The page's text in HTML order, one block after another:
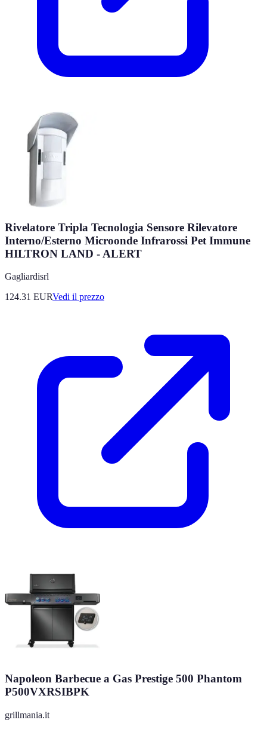
Rivelatore Tripla Tecnologia Sensore Rilevatore
Interno/Esterno Microonde Infrarossi Pet Immune
HILTRON LAND - ALERT
Gagliardisrl
124.31 EURVedi il prezzo
Napoleon Barbecue a Gas Prestige 500 Phantom
P500VXRSIBPK
grillmania.it